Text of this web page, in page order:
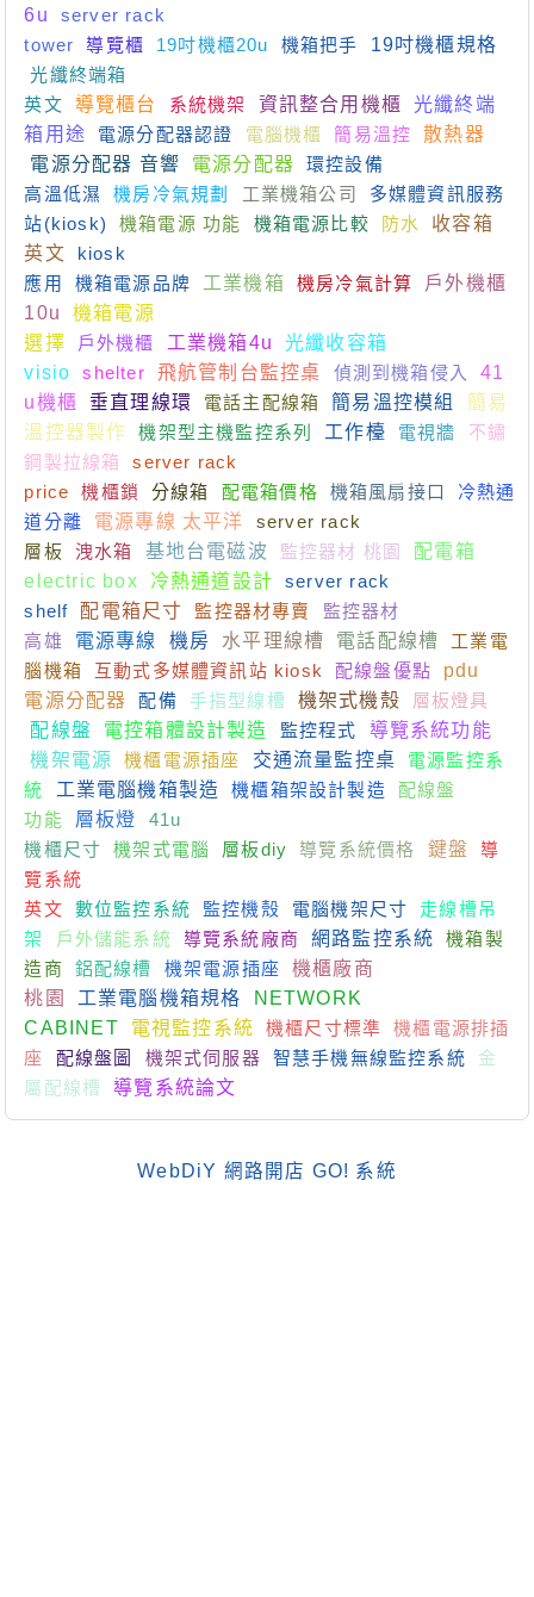
6u
server rack
tower
導覽櫃 19吋機櫃20u 機箱把手
19吋機櫃規格
光纖終端箱
英文
導覽櫃台 系統機架 資訊整合用機櫃
光纖終端
箱用途
電源分配器認證 電腦機櫃 簡易溫控
散熱器
電源分配器 音響
電源分配器
環控設備
高溫低濕
機房冷氣規劃 工業機箱公司
多媒體資訊服務
站(kiosk)
機箱電源 功能 機箱電源比較 防水
收容箱
英文
kiosk
應用
機箱電源品牌 工業機箱 機房冷氣計算
戶外機櫃
10u
機箱電源
選擇
戶外機櫃 工業機箱4u
光纖收容箱
visio
shelter 飛航管制台監控桌 偵測到機箱侵入
41
u機櫃
垂直理線環 電話主配線箱 簡易溫控模組
簡易
溫控器製作
機架型主機監控系列 工作檯 電視牆
不鏽
鋼製拉線箱
server rack
price
機櫃鎖 分線箱 配電箱價格 機箱風扇接口
冷熱通
道分離
電源專線 太平洋
server rack
層板
洩水箱 基地台電磁波 監控器材 桃園
配電箱
electric box
冷熱通道設計
server rack
shelf
配電箱尺寸 監控器材專賣
監控器材
高雄
電源專線 機房 水平理線槽 電話配線槽
工業電
腦機箱
互動式多媒體資訊站 kiosk 配線盤優點
pdu
電源分配器
配備 手指型線槽 機架式機殼
層板燈具
配線盤
電控箱體設計製造 監控程式
導覽系統功能
機架電源
機櫃電源插座 交通流量監控桌
電源監控系
統
工業電腦機箱製造 機櫃箱架設計製造
配線盤
功能
層板燈
41u
機櫃尺寸
機架式電腦 層板diy 導覽系統價格 鍵盤
導
覽系統
英文
數位監控系統 監控機殼 電腦機架尺寸
走線槽吊
架
戶外儲能系統 導覽系統廠商 網路監控系統
機箱製
造商
鋁配線槽 機架電源插座
機櫃廠商
桃園
工業電腦機箱規格
NETWORK
CABINET
電視監控系統 機櫃尺寸標準
機櫃電源排插
座
配線盤圖 機架式伺服器 智慧手機無線監控系統
金
屬配線槽
導覽系統論文
WebDiY 網路開店 GO! 系統